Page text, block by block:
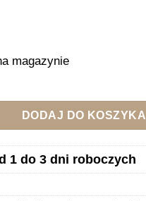
magazynie
DODAJ DO KOSZYKA
1 do 3 dni roboczych